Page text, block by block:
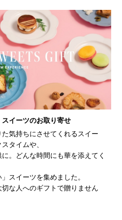
イーツのお取り寄せ
気持ちにさせてくれるスイー
タイムや、
。どんな時間にも華を添えてく
スイーツを集めました。
な人へのギフトで贈りません